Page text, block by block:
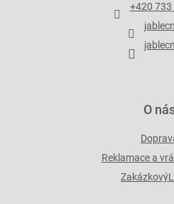
+420 733
O
Reklamace a